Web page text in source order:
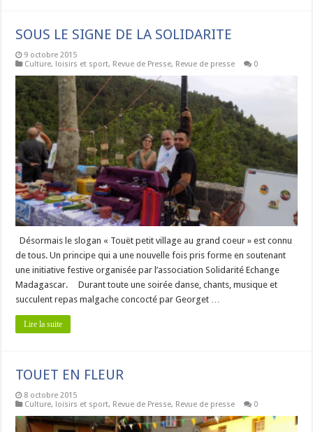
SOUS LE SIGNE DE LA SOLIDARITE
9 octobre 2015
Culture, loisirs et sport, Revue de Presse, Revue de presse 0
Désormais le slogan « Touët petit village au grand coeur » est connu
de tous. Un principe qui a une nouvelle fois pris forme en soutenant
une initiative festive organisée par l’association Solidarité Echange
Madagascar. Durant toute une soirée danse, chants, musique et
succulent repas malgache concocté par Georget …
Lire la suite
TOUET EN FLEUR
8 octobre 2015
Culture, loisirs et sport, Revue de Presse, Revue de presse 0